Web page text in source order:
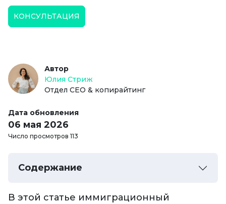
КОНСУЛЬТАЦИЯ
Автор
Юлия Стриж
Отдел СЕО & копирайтинг
Дата обновления
06 мая 2026
Число просмотров 113
Содержание
В этой статье иммиграционный